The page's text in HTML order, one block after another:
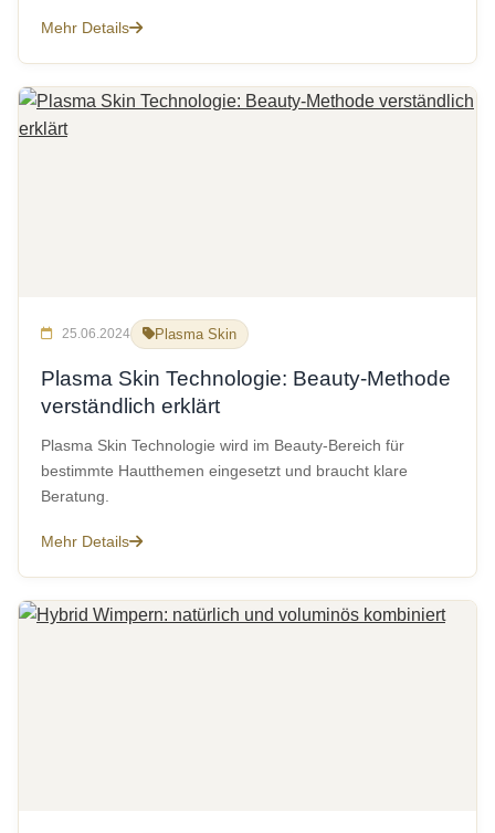
Mehr Details
25.06.2024 Plasma Skin
Plasma Skin Technologie: Beauty-Methode
verständlich erklärt
Plasma Skin Technologie wird im Beauty-Bereich für
bestimmte Hautthemen eingesetzt und braucht klare
Beratung.
Mehr Details